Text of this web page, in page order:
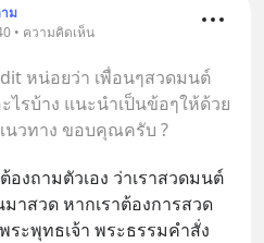
ม
• ความคิดเห็น
หน่อยว่า เพื่อนๆสวดมนต์
รบ้าง แนะนำเป็นข้อๆให้ด้วย
นวทาง ขอบคุณครับ ?
องถามตัวเอง ว่าเราสวดมนต์
มาสวด หากเราต้องการสวด
ะพุทธเจ้า พระธรรมคำสั่ง